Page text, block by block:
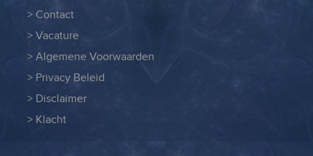
> Contact
> Vacature
> Algemene Voorwaarden
> Privacy Beleid
> Disclaimer
> Klacht